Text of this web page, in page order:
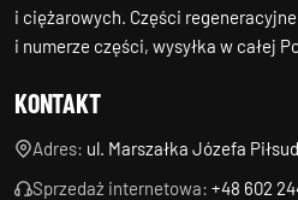
i ciężarowych. Części
i numerze części, wysyłka w całej
KONTAKT
Adres: ul. Marszałka Józefa
Sprzedaż internetowa: +48 602